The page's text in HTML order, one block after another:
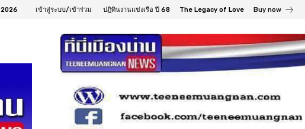
2026 เข้าสู่ระบบ/เข้าร่วม ปฎิทินงานแข่งเรือ ปี 68 The Legacy of Love Buy now